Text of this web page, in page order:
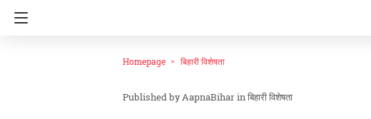
Homepage बिहारी विशेषता
AapnaBihar inबिहारी विशेषता